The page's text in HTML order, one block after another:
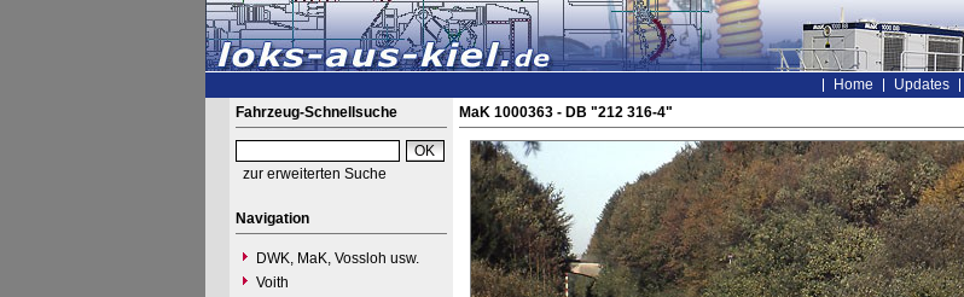
Home Updates
Fahrzeug-Schnellsuche
zur erweiterten Suche
Navigation
DWK, MaK, Vossloh usw.
Voith
MaK 1000363 - DB "212 316-4"